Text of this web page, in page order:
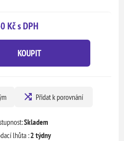
Kč s DPH
KOUPIT
Přidat k porovnání
Skladem
lhůta :2 týdny